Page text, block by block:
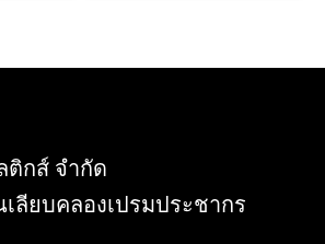
ติกส์ จำกัด
ลียบคลองเปรมประชากร